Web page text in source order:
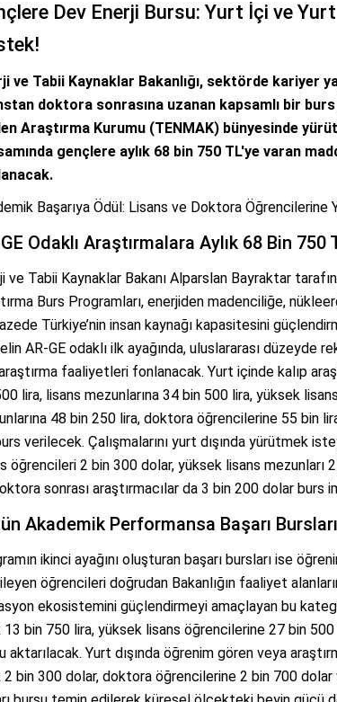
Dev Enerji Bursu: Yurt İçi ve
ve Tabii Kaynaklar Bakanlığı, sektörde kariyer
doktora sonrasına uzanan kapsamlı bir
Araştırma Kurumu (TENMAK) bünyesinde
gençlere aylık 68 bin 750 TL'ye varan
Başarıya Ödül: Lisans ve Doktora Öğrencilerine
Odaklı Araştırmalara Aylık 68 Bin
ve Tabii Kaynaklar Bakanı Alparslan Bayraktar
Burs Programları, enerjiden madenciliğe,
Türkiye’nin insan kaynağı kapasitesini
AR-GE odaklı ilk ayağında, uluslararası
araştırma faaliyetleri fonlanacak. Yurt içinde kalıp
lira, lisans mezunlarına 34 bin 500 lira, yüksek
48 bin 250 lira, doktora öğrencilerine 55 bin
verilecek. Çalışmalarını yurt dışında yürütmek
öğrencileri 2 bin 300 dolar, yüksek lisans
sonrası araştırmacılar da 3 bin 200 dolar burs
Akademik Performansa Başarı Bursları
ikinci ayağını oluşturan başarı bursları ise
öğrencileri doğrudan Bakanlığın faaliyet
ekosistemini güçlendirmeyi amaçlayan bu
13 bin 750 lira, yüksek lisans öğrencilerine 27 bin
aktarılacak. Yurt dışında öğrenim gören veya
2 bin 300 dolar, doktora öğrencilerine 2 bin 700